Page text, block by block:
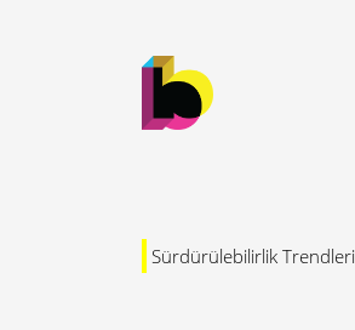
Sürdürülebilirlik Trendleri